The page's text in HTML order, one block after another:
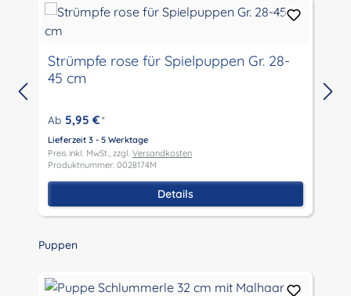
Strümpfe rose für Spielpuppen Gr. 28-
45 cm
Ab 5,95 € *
Lieferzeit 3 - 5 Werktage
Preis inkl. MwSt., zzgl. Versandkosten
Produktnummer: 0028174M
Details
Produktgalerie überspringen
Puppen